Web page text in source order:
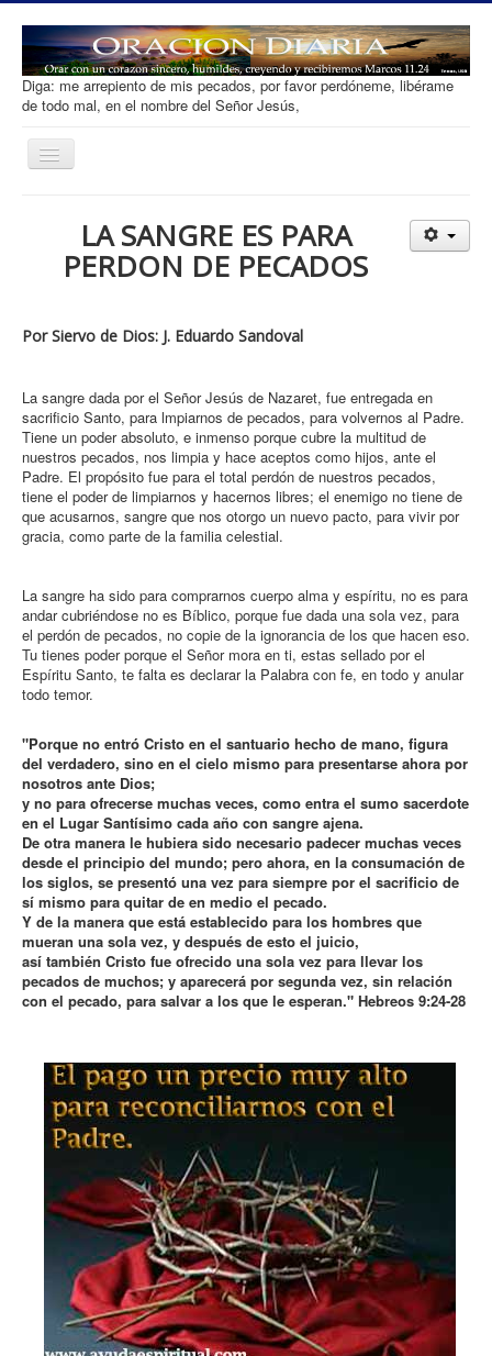
Diga: me arrepiento de mis pecados, por favor perdóneme, libérame
de todo mal, en el nombre del Señor Jesús,
Toggle
Salvacion
Que es Orar
Ofrenda
Contacto
LA SANGRE ES PARA
PERDON DE PECADOS
Por Siervo de Dios: J. Eduardo Sandoval
La sangre dada por el Señor Jesús de Nazaret, fue entregada en
sacrificio Santo, para lmpiarnos de pecados, para volvernos al Padre.
Tiene un poder absoluto, e inmenso porque cubre la multitud de
nuestros pecados, nos limpia y hace aceptos como hijos, ante el
Padre. El propósito fue para el total perdón de nuestros pecados,
tiene el poder de limpiarnos y hacernos libres; el enemigo no tiene de
que acusarnos, sangre que nos otorgo un nuevo pacto, para vivir por
gracia, como parte de la familia celestial.
La sangre ha sido para comprarnos cuerpo alma y espíritu, no es para
andar cubriéndose no es Bíblico, porque fue dada una sola vez, para
el perdón de pecados, no copie de la ignorancia de los que hacen eso.
Tu tienes poder porque el Señor mora en ti, estas sellado por el
Espíritu Santo, te falta es declarar la Palabra con fe, en todo y anular
todo temor.
"Porque no entró Cristo en el santuario hecho de mano, figura
del verdadero, sino en el cielo mismo para presentarse ahora por
nosotros ante Dios;
y no para ofrecerse muchas veces, como entra el sumo sacerdote
en el Lugar Santísimo cada año con sangre ajena.
De otra manera le hubiera sido necesario padecer muchas veces
desde el principio del mundo; pero ahora, en la consumación de
los siglos, se presentó una vez para siempre por el sacrificio de
sí mismo para quitar de en medio el pecado.
Y de la manera que está establecido para los hombres que
mueran una sola vez, y después de esto el juicio,
así también Cristo fue ofrecido una sola vez para llevar los
pecados de muchos; y aparecerá por segunda vez, sin relación
con el pecado, para salvar a los que le esperan." Hebreos 9:24-28